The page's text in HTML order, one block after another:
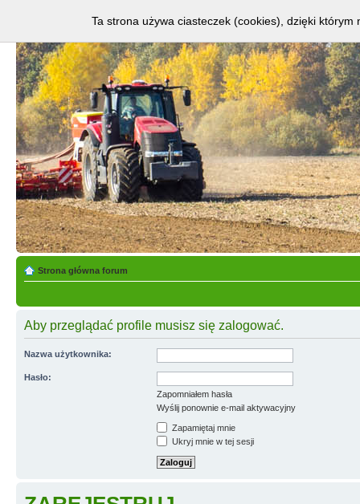
Strona główna forum
Aby przeglądać profile musisz się zalogować.
Nazwa użytkownika:
Hasło:
Zapomniałem hasła
Wyślij ponownie e-mail aktywacyjny
Zapamiętaj mnie
Ukryj mnie w tej sesji
Ta strona używa ciasteczek (cookies), dzięki którym